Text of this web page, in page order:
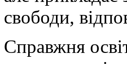
свободи,
Справжня